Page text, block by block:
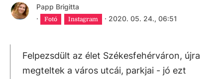
Papp Brigitta
·
Fotó Instagram · 2020. 05. 24., 06:51
Felpezsdült az élet Székesfehérváron, újra
megteltek a város utcái, parkjai - jó ezt